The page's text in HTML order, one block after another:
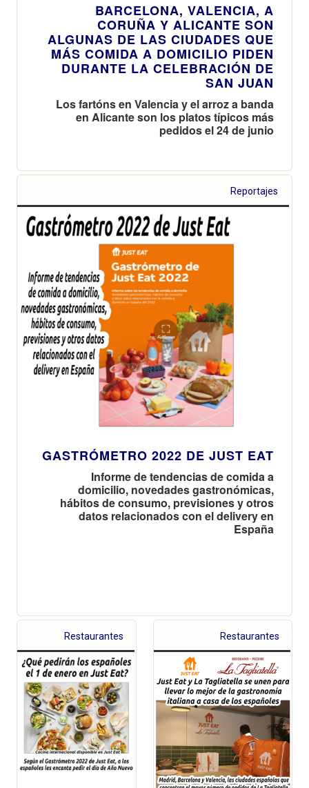
BARCELONA, VALENCIA, A
CORUÑA Y ALICANTE SON
ALGUNAS DE LAS CIUDADES QUE
MÁS COMIDA A DOMICILIO PIDEN
DURANTE LA CELEBRACIÓN DE
SAN JUAN
Los fartóns en Valencia y el arroz a banda
en Alicante son los platos típicos más
pedidos el 24 de junio
Reportajes
GASTRÓMETRO 2022 DE JUST EAT
Informe de tendencias de comida a
domicilio, novedades gastronómicas,
hábitos de consumo, previsiones y otros
datos relacionados con el delivery en
España
Restaurantes Restaurantes